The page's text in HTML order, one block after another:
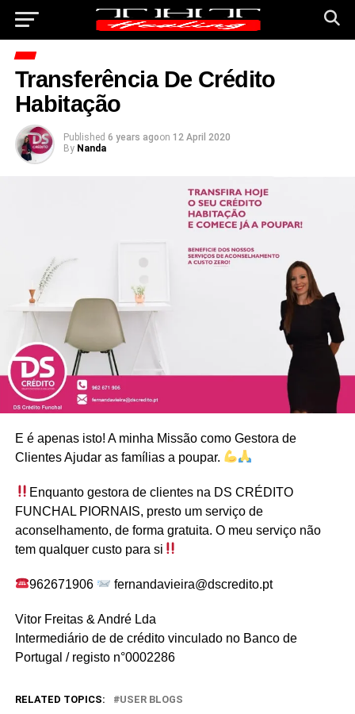
Transferência De Crédito
Habitação
Published 6 years agoon 12 April 2020
By Nanda
E é apenas isto! A minha Missão como Gestora de
Clientes Ajudar as famílias a poupar.
Enquanto gestora de clientes na DS CRÉDITO
FUNCHAL PIORNAIS, presto um serviço de
aconselhamento, de forma gratuita. O meu serviço não
tem qualquer custo para si
962671906 fernandavieira@dscredito.pt
Vitor Freitas & André Lda
Intermediário de de crédito vinculado no Banco de
Portugal / registo n°0002286
RELATED TOPICS: USER BLOGS